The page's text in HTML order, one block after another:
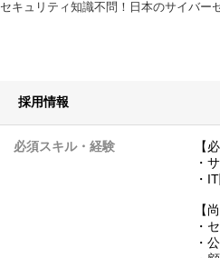
セキュリティ知識不問！日本のサイバー
採用情報
必須スキル・経験
【
・
・
【
・
・